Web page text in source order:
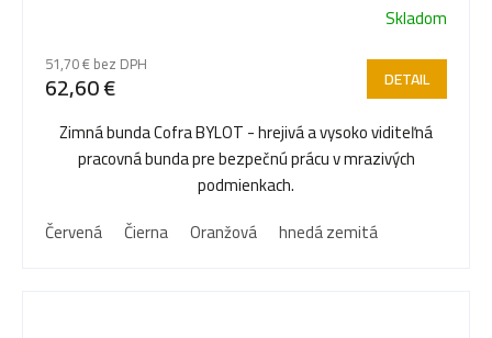
Skladom
51,70 € bez DPH
62,60 € DETAIL
Zimná bunda Cofra BYLOT - hrejivá a vysoko viditeľná
pracovná bunda pre bezpečnú prácu v mrazivých
podmienkach.
Červená
Čierna Oranžová hnedá zemitá